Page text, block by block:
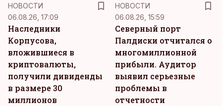
НОВОСТИ
06.08.26, 17:09
Наследники
Корпусова,
вложившиеся в
криптовалюты,
получили дивиденды
в размере 30
миллионов
НОВОСТИ
06.08.26, 15:59
Северный порт
Палдиски отчитался о
многомиллионной
прибыли. Аудитор
выявил серьезные
проблемы в
отчетности